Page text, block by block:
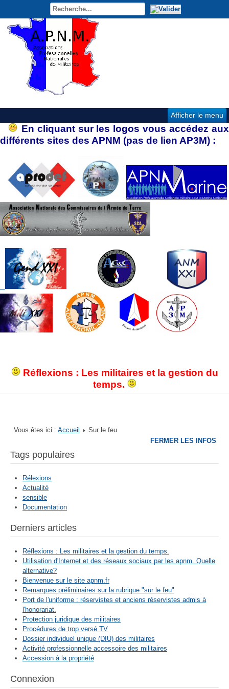
Afficher le menu
En cliquant sur les logos vous accédez aux
différents sites des APNM (pas de lien AP3M) :
Réflexions : Les militaires et la gestion du
temps.
Vous êtes ici : Accueil Sur le feu
Tags populaires
Rélexions
Actualité
sensible
Documentation
Derniers articles
Réflexions : Les militaires et la gestion du temps.
Utilisation d'Internet et des réseaux sociaux par les apnm. Quelle
alternative?
Bienvenue sur le site apnm.fr
Remarques préliminaires sur la rubrique "sur le feu"
Port de l'uniforme : réservistes et anciens réservistes admis à
l'honorariat.
Protection juridique des militaires
Procédures de trop versé TV
Dossier individuel unique (DIU) des militaires
Activité professionnelle accessoire des militaires
Accession à la propriété
Connexion
FERMER LES INFOS